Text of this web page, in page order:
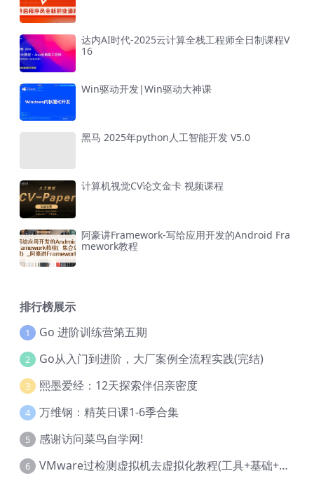
达内AI时代-2025云计算全栈工程师全日制课程V
16
Win驱动开发|Win驱动大神课
黑马 2025年python人工智能开发 V5.0
计算机视觉CV论文金卡 视频课程
阿豪讲Framework-写给应用开发的Android Fra
mework教程
排行榜展示
1 Go 进阶训练营第五期
2 Go从入门到进阶，大厂案例全流程实践(完结)
3 熙墨爱经：12天探索伴侣亲密度
4 万维钢：精英日课1-6季合集
5 感谢访问菜鸟自学网!
6 VMware过检测虚拟机去虚拟化教程(工具+基础+进阶)